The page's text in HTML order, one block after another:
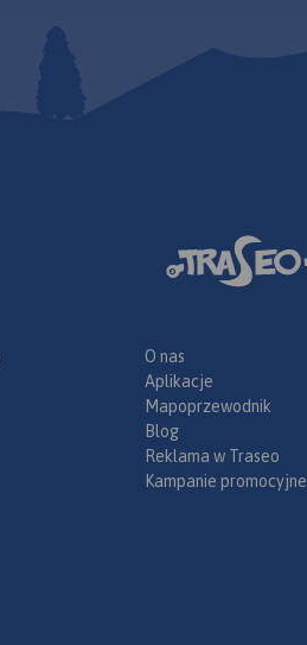
O nas
Aplikacje
Mapoprzewodnik
Blog
Reklama w Traseo
Kampanie promocyjne